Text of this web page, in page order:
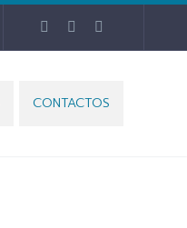
CONTACTOS